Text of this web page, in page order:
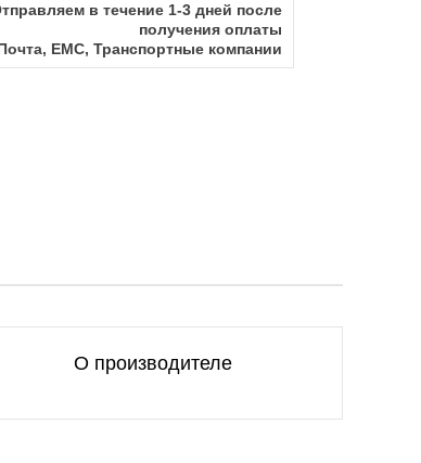
в течение 1-3 дней после
получения оплаты
ЕМС, Транспортные компании
О производителе